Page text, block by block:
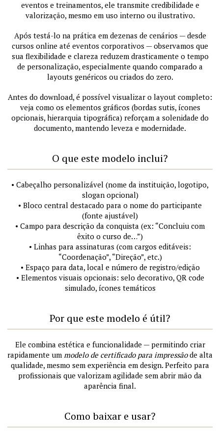
eventos e treinamentos, ele transmite credibilidade e
valorização, mesmo em uso interno ou ilustrativo.
Após testá-lo na prática em dezenas de cenários — desde
cursos online até eventos corporativos — observamos que
sua flexibilidade e clareza reduzem drasticamente o tempo
de personalização, especialmente quando comparado a
layouts genéricos ou criados do zero.
Antes do download, é possível visualizar o layout completo:
veja como os elementos gráficos (bordas sutis, ícones
opcionais, hierarquia tipográfica) reforçam a solenidade do
documento, mantendo leveza e modernidade.
O que este modelo inclui?
• Cabeçalho personalizável (nome da instituição, logotipo,
slogan opcional)
• Bloco central destacado para o nome do participante
(fonte ajustável)
• Campo para descrição da conquista (ex: “Concluiu com
êxito o curso de…”)
• Linhas para assinaturas (com cargos editáveis:
“Coordenação”, “Direção”, etc.)
• Espaço para data, local e número de registro/edição
• Elementos visuais opcionais: selo decorativo, QR code
simulado, ícones temáticos
Por que este modelo é útil?
Ele combina estética e funcionalidade — permitindo criar
rapidamente um modelo de certificado para impressãode alta
qualidade, mesmo sem experiência em design. Perfeito para
profissionais que valorizam agilidade sem abrir mão da
aparência final.
Como baixar e usar?